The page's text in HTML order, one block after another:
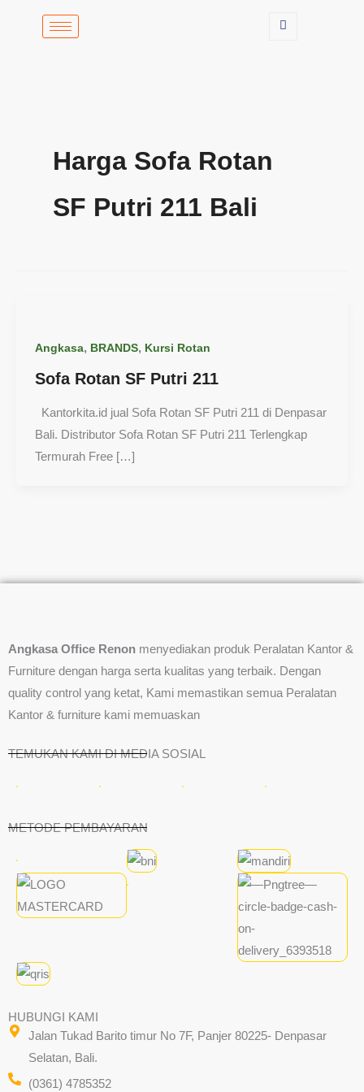
Harga Sofa Rotan
SF Putri 211 Bali
Angkasa, BRANDS, Kursi Rotan
Sofa Rotan SF Putri 211
Kantorkita.id jual Sofa Rotan SF Putri 211 di Denpasar
Bali. Distributor Sofa Rotan SF Putri 211 Terlengkap
Termurah Free […]
Angkasa Office Renon menyediakan produk Peralatan Kantor &
Furniture dengan harga serta kualitas yang terbaik. Dengan
quality control yang ketat, Kami memastikan semua Peralatan
Kantor & furniture kami memuaskan
TEMUKAN KAMI DI MEDIA SOSIAL
METODE PEMBAYARAN
HUBUNGI KAMI
Jalan Tukad Barito timur No 7F, Panjer 80225- Denpasar
Selatan, Bali.
(0361) 4785352